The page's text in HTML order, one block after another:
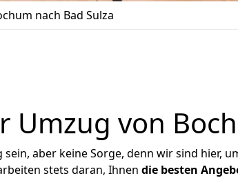
nach Bad Sulza
Umzug von
aber keine Sorge, denn wir sind hier,
stets daran, Ihnen die besten